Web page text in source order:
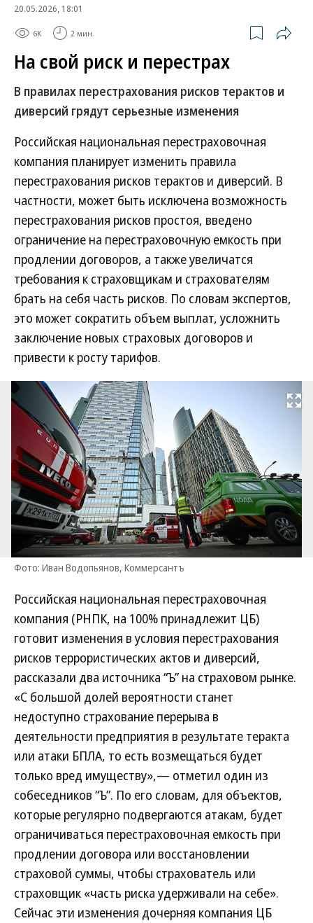
20.05.2026, 18:01
6K 2 мин.
На свой риск и перестрах
В правилах перестрахования рисков терактов и
диверсий грядут серьезные изменения
Российская национальная перестраховочная
компания планирует изменить правила
перестрахования рисков терактов и диверсий. В
частности, может быть исключена возможность
перестрахования рисков простоя, введено
ограничение на перестраховочную емкость при
продлении договоров, а также увеличатся
требования к страховщикам и страхователям
брать на себя часть рисков. По словам экспертов,
это может сократить объем выплат, усложнить
заключение новых страховых договоров и
привести к росту тарифов.
Развернуть
Фото: Иван Водопьянов, Коммерсантъ
Российская национальная перестраховочная
компания (РНПК, на 100% принадлежит ЦБ)
готовит изменения в условия перестрахования
рисков террористических актов и диверсий,
рассказали два источника “Ъ” на страховом рынке.
«С большой долей вероятности станет
недоступно страхование перерыва в
деятельности предприятия в результате теракта
или атаки БПЛА, то есть возмещаться будет
только вред имуществу»,— отметил один из
собеседников “Ъ”. По его словам, для объектов,
которые регулярно подвергаются атакам, будет
ограничиваться перестраховочная емкость при
продлении договора или восстановлении
страховой суммы, чтобы страхователь или
страховщик «часть риска удерживали на себе».
Сейчас эти изменения дочерняя компания ЦБ